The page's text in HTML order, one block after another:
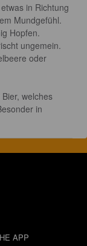
in Richtung
Mundgefühl.
Hopfen.
ungemein.
oder
welches
in
APP